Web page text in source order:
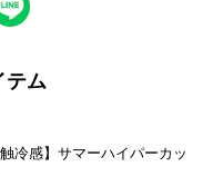
テム
冷感】サマーハイパーカッ